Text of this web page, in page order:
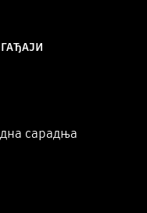
сарадња